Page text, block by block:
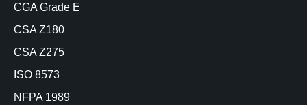
CGA Grade E
CSA Z180
CSA Z275
ISO 8573
NFPA 1989